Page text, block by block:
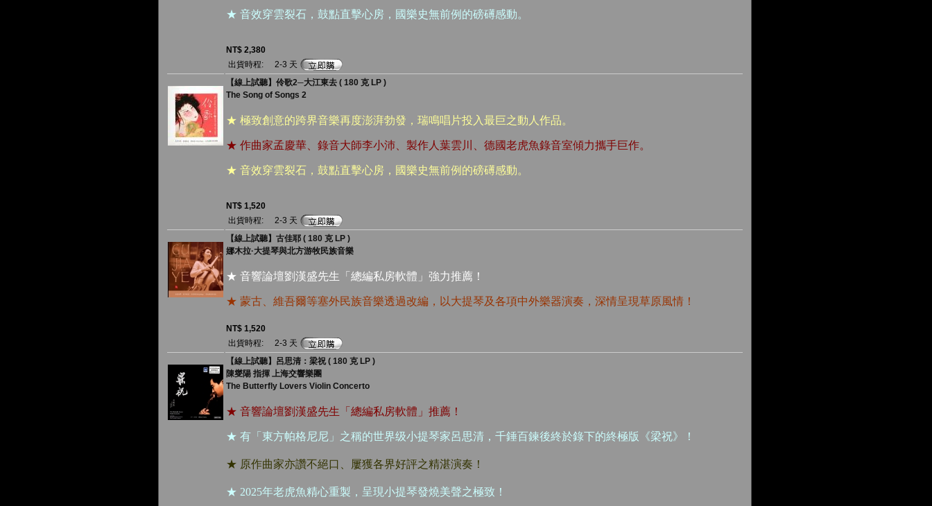
★ 音效穿雲裂石，鼓點直擊心房，國樂史無前例的磅礡感動。
NT$ 2,380
出貨時程:
2-3 天
【線上試聽】伶歌2─大江東去 ( 180 克 LP )
The Song of Songs 2
★ 極致創意的跨界音樂再度澎湃勃發，瑞鳴唱片投入最巨之動人作品。
★ 作曲家孟慶華、錄音大師李小沛、製作人葉雲川、德國老虎魚錄音室傾力攜手巨作。
★ 音效穿雲裂石，鼓點直擊心房，國樂史無前例的磅礡感動。
NT$ 1,520
出貨時程:
2-3 天
【線上試聽】古佳耶 ( 180 克 LP )
娜木拉·大提琴與北方游牧民族音樂
★ 音響論壇劉漢盛先生「總編私房軟體」強力推薦！
★ 蒙古、維吾爾等塞外民族音樂透過改編，以大提琴及各項中外樂器演奏，深情呈現草原風情！
NT$ 1,520
出貨時程:
2-3 天
【線上試聽】呂思清：梁祝 ( 180 克 LP )
陳燮陽 指揮 上海交響樂團
The Butterfly Lovers Violin Concerto
★ 音響論壇劉漢盛先生「總編私房軟體」推薦！
★ 有「東方帕格尼尼」之稱的世界级小提琴家呂思清，千錘百鍊後終於錄下的終極版《梁祝》！
★ 原作曲家亦讚不絕口、屢獲各界好評之精湛演奏！
★ 2025年老虎魚精心重製，呈現小提琴發燒美聲之極致！